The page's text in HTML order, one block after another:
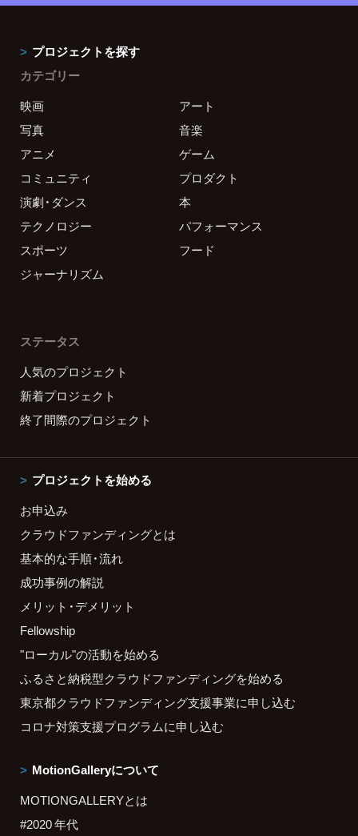
プロジェクトを探す
カテゴリー
映画
アート
写真
音楽
アニメ
ゲーム
コミュニティ
プロダクト
演劇・ダンス
本
テクノロジー
パフォーマンス
スポーツ
フード
ジャーナリズム
ステータス
人気のプロジェクト
新着プロジェクト
終了間際のプロジェクト
プロジェクトを始める
お申込み
クラウドファンディングとは
基本的な手順・流れ
成功事例の解説
メリット・デメリット
Fellowship
"ローカル"の活動を始める
ふるさと納税型クラウドファンディングを始める
東京都クラウドファンディング支援事業に申し込む
コロナ対策支援プログラムに申し込む
MotionGalleryについて
MOTIONGALLERYとは
#2020 年代